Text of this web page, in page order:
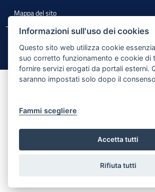
Mappa del sito
© Regione Puglia
Informazioni sull'uso dei cookies
Questo sito web utilizza cookie
suo corretto funzionamento e cookie di
fornire servizi erogati da portali esterni.
saranno impostati solo dopo il
Fammi scegliere
Accetta tutti
Rifiuta tutti